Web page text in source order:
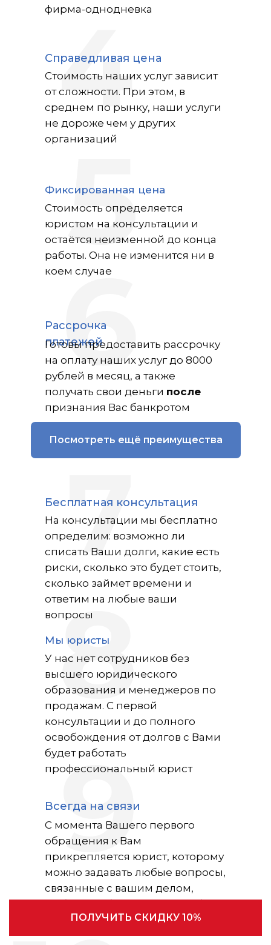
фирма-однодневка
6
5
4
Справедливая цена
Фиксированная цена
Рассрочка
платежей
Стоимость наших услуг зависит
от сложности. При этом, в
среднем по рынку, наши услуги
не дороже чем у других
организаций
Стоимость определяется
юристом на консультации и
остаётся неизменной до конца
работы. Она не изменится ни в
коем случае
Готовы предоставить рассрочку
на оплату наших услуг до 8000
рублей в месяц, а также
получать свои деньги после
признания Вас банкротом
Посмотреть ещё преимущества
9
8
7
Бесплатная консультация
Мы юристы
Всегда на связи
На консультации мы бесплатно
определим: возможно ли
списать Ваши долги, какие есть
риски, сколько это будет стоить,
сколько займет времени и
ответим на любые ваши
вопросы
У нас нет сотрудников без
высшего юридического
образования и менеджеров по
продажам. С первой
консультации и до полного
освобождения от долгов с Вами
будет работать
профессиональный юрист
С момента Вашего первого
обращения к Вам
прикрепляется юрист, которому
можно задавать любые вопросы,
связанные с вашим делом,
любым удобным Вам способом
(телефон, Sms, Max, Telegram)
ПОЛУЧИТЬ СКИДКУ 10%